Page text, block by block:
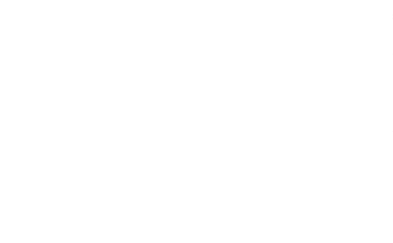
技
滚
压
滚
压
压